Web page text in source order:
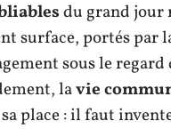
du grand jour
surface, portés par
sous le regard
lavie
place : il faut